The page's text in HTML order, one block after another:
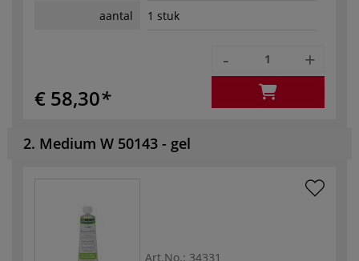
aantal
1 stuk
€ 58,30
- +
2. Medium W 50143 - gel
Art.No.: 34331